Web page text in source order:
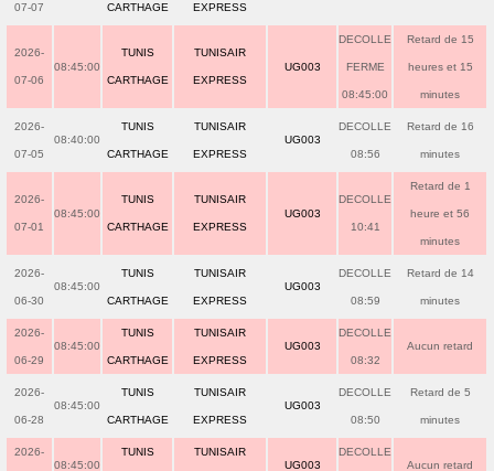
07-07 CARTHAGE EXPRESS
2026-
07-06
08:45:00
TUNIS
CARTHAGE
TUNISAIR
EXPRESS
UG003
DECOLLE
FERME
08:45:00
Retard de 15
heures et 15
minutes
2026-
07-05
08:40:00
TUNIS
CARTHAGE
TUNISAIR
EXPRESS
UG003
DECOLLE
08:56
Retard de 16
minutes
2026-
07-01
08:45:00
TUNIS
CARTHAGE
TUNISAIR
EXPRESS
UG003
DECOLLE
10:41
Retard de 1
heure et 56
minutes
2026-
06-30
08:45:00
TUNIS
CARTHAGE
TUNISAIR
EXPRESS
UG003
DECOLLE
08:59
Retard de 14
minutes
2026-
06-29
08:45:00
TUNIS
CARTHAGE
TUNISAIR
EXPRESS
UG003
DECOLLE
08:32
Aucun retard
2026-
06-28
08:45:00
TUNIS
CARTHAGE
TUNISAIR
EXPRESS
UG003
DECOLLE
08:50
Retard de 5
minutes
2026-
08:45:00
TUNIS TUNISAIR
UG003
DECOLLE
Aucun retard